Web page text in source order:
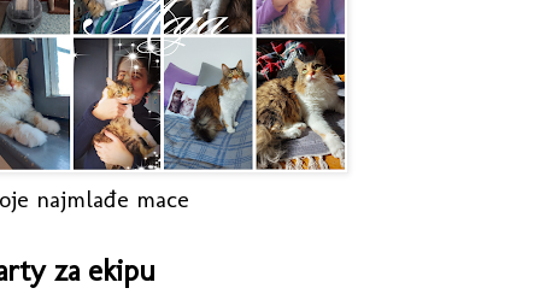
najmlađe mace
za ekipu